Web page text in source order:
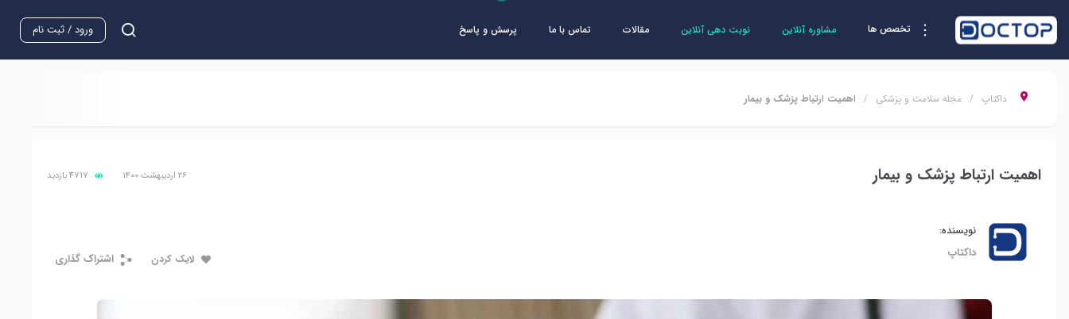
تخصص ها مشاوره آنلاین نوبت دهی آنلاین مقالات تماس با ما پرسش و پاسخ ورود / ثبت نام
داکتاپ مجله سلامت و پزشکی اهمیت ارتباط پزشک و بیمار
اهمیت ارتباط پزشک و بیمار ۲۶ اردیبهشت ۱۴۰۰ 4717بازدید
نویسنده:
داکتاپ
لایک کردن اشتراک گذاری